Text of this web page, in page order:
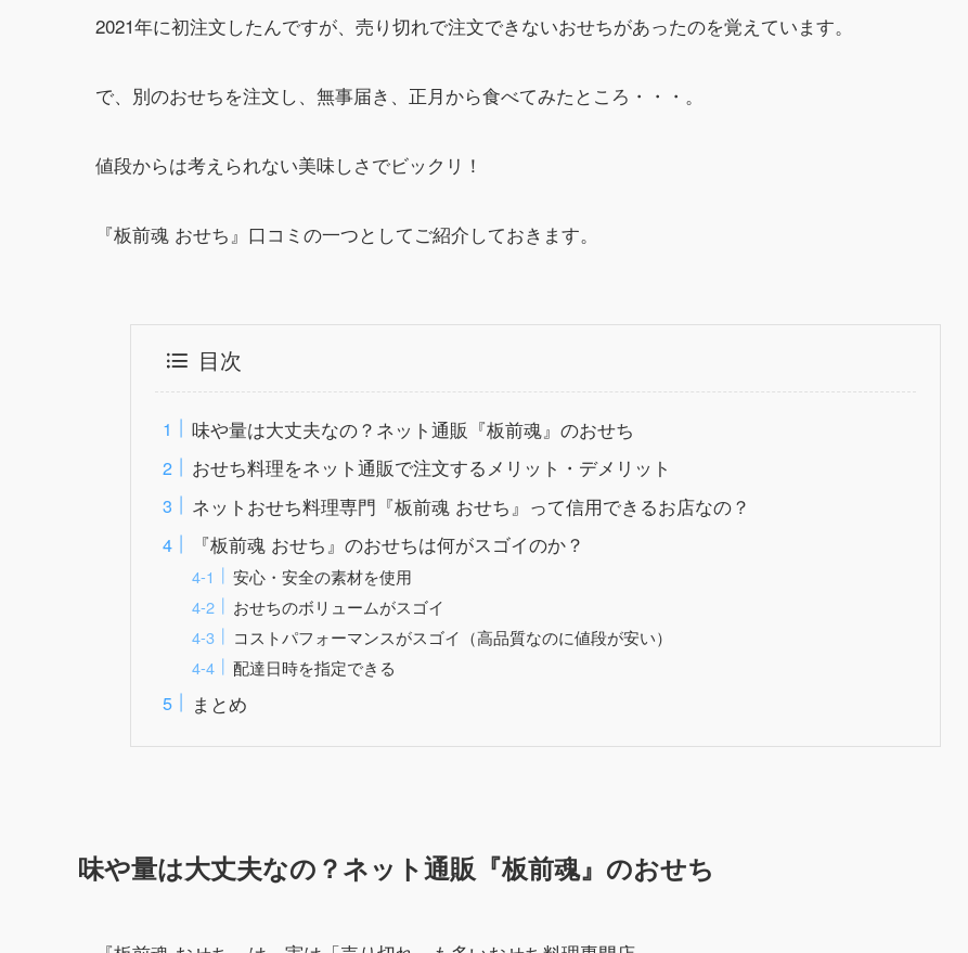
2021年に初注文したんですが、売り切れで注文できないおせちがあったのを覚えています。
で、別のおせちを注文し、無事届き、正月から食べてみたところ・・・。
値段からは考えられない美味しさでビックリ！
『板前魂 おせち』口コミの一つとしてご紹介しておきます。
目次
味や量は大丈夫なの？ネット通販『板前魂』のおせち
おせち料理をネット通販で注文するメリット・デメリット
ネットおせち料理専門『板前魂 おせち』って信用できるお店なの？
『板前魂 おせち』のおせちは何がスゴイのか？
安心・安全の素材を使用
おせちのボリュームがスゴイ
コストパフォーマンスがスゴイ（高品質なのに値段が安い）
配達日時を指定できる
まとめ
味や量は大丈夫なの？ネット通販『板前魂』のおせち